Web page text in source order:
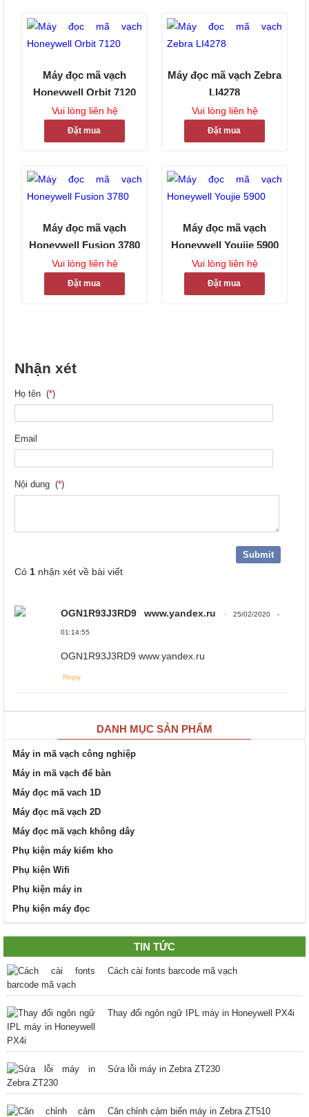
Máy đọc mã vạch
Honeywell Orbit 7120
Vui lòng liên hệ
Đặt mua
Máy đọc mã vạch Zebra
LI4278
Vui lòng liên hệ
Đặt mua
Máy đọc mã vạch
Honeywell Fusion 3780
Vui lòng liên hệ
Đặt mua
Máy đọc mã vạch
Honeywell Youjie 5900
Vui lòng liên hệ
Đặt mua
Nhận xét
Họ tên (*)
Email
Nội dung (*)
Có 1 nhận xét về bài viết
OGN1R93J3RD9 www.yandex.ru · 25/02/2020 -
01:14:55
OGN1R93J3RD9 www.yandex.ru
Reply
DANH MỤC SẢN PHẨM
Máy in mã vạch công nghiệp
Máy in mã vạch để bàn
Máy đọc mã vach 1D
Máy đọc mã vạch 2D
Máy đọc mã vạch không dây
Phụ kiện máy kiểm kho
Phụ kiện Wifi
Phụ kiện máy in
Phụ kiện máy đọc
TIN TỨC
Cách cài fonts barcode mã vạch
Thay đổi ngôn ngữ IPL máy in Honeywell PX4i
Sửa lỗi máy in Zebra ZT230
Căn chỉnh cảm biến máy in Zebra ZT510